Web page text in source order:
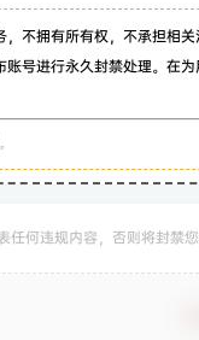
不拥有所有权，不承担相
号进行永久封禁处理。在
任何违规内容，否则将封禁